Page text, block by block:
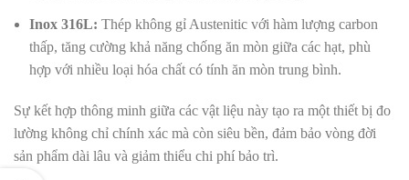
Inox 316L: Thép không gỉ Austenitic với hàm lượng carbon
thấp, tăng cường khả năng chống ăn mòn giữa các hạt, phù
hợp với nhiều loại hóa chất có tính ăn mòn trung bình.
Sự kết hợp thông minh giữa các vật liệu này tạo ra một thiết bị đo
lường không chỉ chính xác mà còn siêu bền, đảm bảo vòng đời
sản phẩm dài lâu và giảm thiểu chi phí bảo trì.